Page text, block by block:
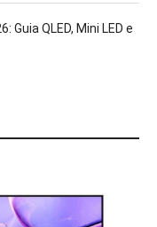
Guia QLED, Mini LED e